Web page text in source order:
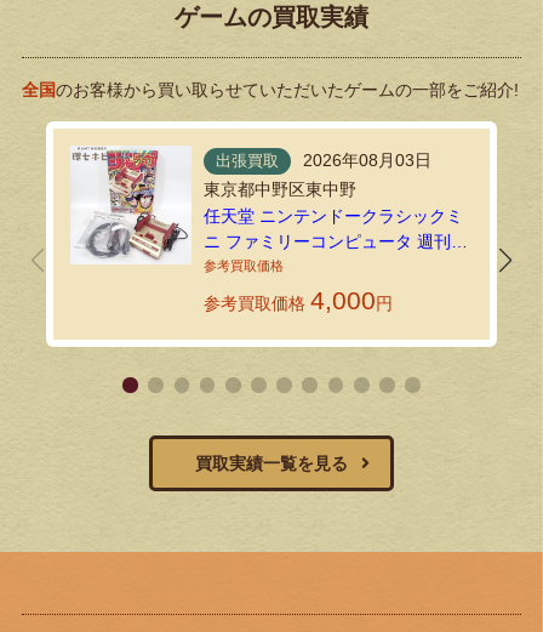
ゲームの買取実績
全国のお客様から買い取らせていただいたゲームの一部をご紹介!
出張買取
2026年08月03日
東京都中野区東中野
任天堂 ニンテンドークラシックミ
ニ ファミリーコンピュータ 週刊少
年ジャンプ創刊50周年記念バージ
ョンを出張買取しました！
参考買取価格 4,000円
買取実績一覧を見る